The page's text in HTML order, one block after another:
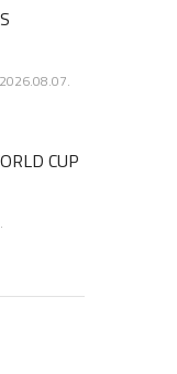
2026.08.07.
CUP